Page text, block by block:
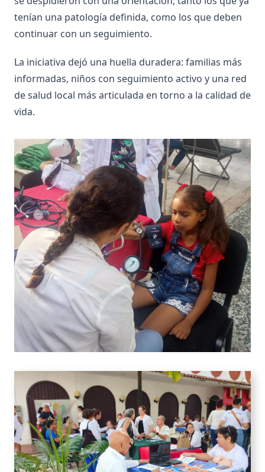
tenían una patología definida, como los que deben
continuar con un seguimiento.
La iniciativa dejó una huella duradera: familias más
informadas, niños con seguimiento activo y una red
de salud local más articulada en torno a la calidad de
vida.